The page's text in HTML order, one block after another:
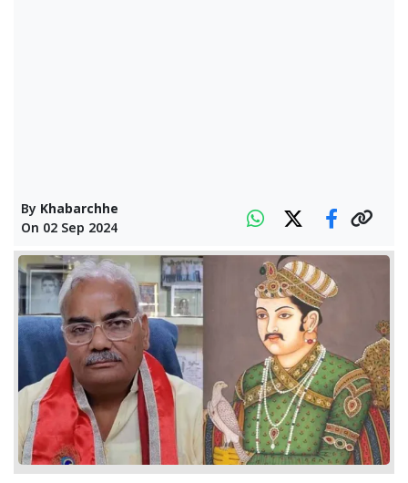
By Khabarchhe
On 02 Sep 2024